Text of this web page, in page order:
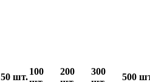
50 шт.
100
200
300
500